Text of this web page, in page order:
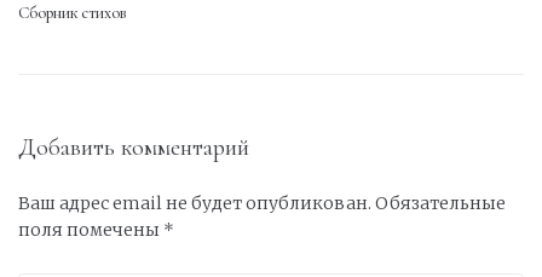
Сборник стихов
Добавить комментарий
Ваш адрес email не будет опубликован. Обязательные
поля помечены *